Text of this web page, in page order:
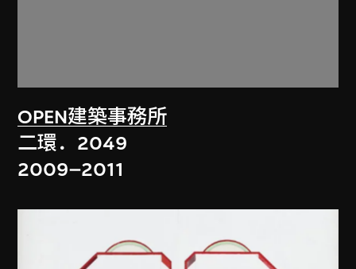
OPEN建築事務所
二環．2049
2009–2011